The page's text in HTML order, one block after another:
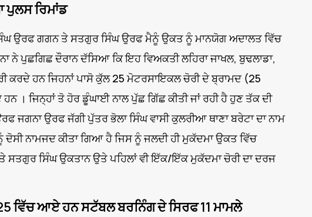
ਪੁਲਸ ਰਿਮਾਂਡ
ਉਰਫ ਗਗਨ ਤੇ ਸਤਗੁਰ ਸਿੰਘ ਉਰਫ ਮੈਨੂੰ ਉਕਤ ਨੂੰ ਮਾਨਯੋਗ ਅਦਾਲਤ ਵਿੱਚ
ਨੇ ਪੁਛਗਿਛ ਦੌਰਾਨ ਦੱਸਿਆ ਕਿ ਇਹ ਵਿਅਕਤੀ ਲਹਿਰਾ ਜਾਖਲ, ਬੁਢਲਾਡਾ,
ਕਰਦੇ ਹਨ ਜਿਹਨਾਂ ਪਾਸੋ ਕੁੱਲ 25 ਮੋਟਰਸਾਇਕਲ ਚੋਰੀ ਦੇ ਬ੍ਰਾਮਦ (25
। ਜਿਨ੍ਹਾਂ ਤੋ ਹੋਰ ਡੂੰਘਾਈ ਨਾਲ ਪੁੱਛ ਗਿੱਛ ਕੀਤੀ ਜਾਂ ਰਹੀ ਹੈ ਹੁਣ ਤੱਕ ਦੀ
ਜਗਨਾ ਉਰਫ ਜੱਗੀ ਪੁੱਤਰ ਭੋਲਾ ਸਿੰਘ ਵਾਸੀ ਕੁਲਰੀਆ ਥਾਣਾ ਬਰੇਟਾ ਦਾ ਨਾਮ
ਨਾਮਜਦ ਕੀਤਾ ਗਿਆ ਹੈ ਜਿਸ ਨੂੰ ਜਲਦੀ ਹੀ ਮੁਕੱਦਮਾ ਉਕਤ ਵਿੱਚ
ਸਤਗੁਰ ਸਿੰਘ ਉਕਤਾਨ ਉਤੇ ਪਹਿਲਾਂ ਵੀ ਇੱਕ/ਇੱਕ ਮੁਕੱਦਮਾ ਚੋਰੀ ਦਾ ਦਰਜ
ਵਿੱਚ ਆਏ ਹਨ ਸਟੱਬਲ ਬਰਨਿੰਗ ਦੇ ਸਿਰਫ 11 ਮਾਮਲੇ